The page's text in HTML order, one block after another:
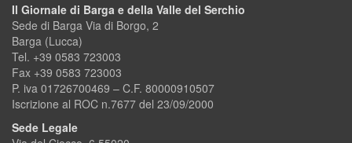
Il Giornale di Barga e della Valle del Serchio
Sede di Barga Via di Borgo, 2
Barga (Lucca)
Tel. +39 0583 723003
Fax +39 0583 723003
P. iva 01726700469 – C.F. 80000910507
Iscrizione al ROC n.7677 del 23/09/2000
Sede Legale